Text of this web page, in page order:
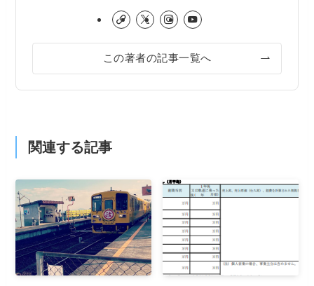
この著者の記事一覧へ
関連する記事